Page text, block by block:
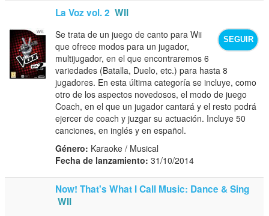
La Voz vol. 2 WII
SEGUIR
Se trata de un juego de canto para Wii
que ofrece modos para un jugador,
multijugador, en el que encontraremos 6
variedades (Batalla, Duelo, etc.) para hasta 8
jugadores. En esta última categoría se incluye, como
otro de los aspectos novedosos, el modo de juego
Coach, en el que un jugador cantará y el resto podrá
ejercer de coach y juzgar su actuación. Incluye 50
canciones, en inglés y en español.
Género: Karaoke / Musical
Fecha de lanzamiento: 31/10/2014
Now! That's What I Call Music: Dance & Sing
WII